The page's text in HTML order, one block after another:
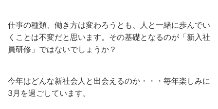
仕事の種類、働き方は変わろうとも、人と一緒に歩んでい
くことは不変だと思います。その基礎となるのが「新入社
員研修」ではないでしょうか？
今年はどんな新社会人と出会えるのか・・・毎年楽しみに
3月を過ごしています。